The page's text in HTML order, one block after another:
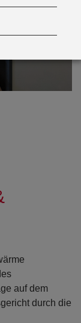
auf dem
durch die